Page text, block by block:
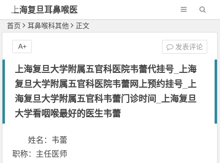
上海复旦耳鼻喉医
院
首页 耳鼻喉科其他 正文
上海复旦大学附属五官科医院韦蕾代挂号_上海
复旦大学附属五官科医院韦蕾网上预约挂号_上
海复旦大学附属五官科韦蕾门诊时间_上海复旦
大学看咽喉最好的医生韦蕾
姓名：韦蕾
职称：主任医师
发表评论
A+